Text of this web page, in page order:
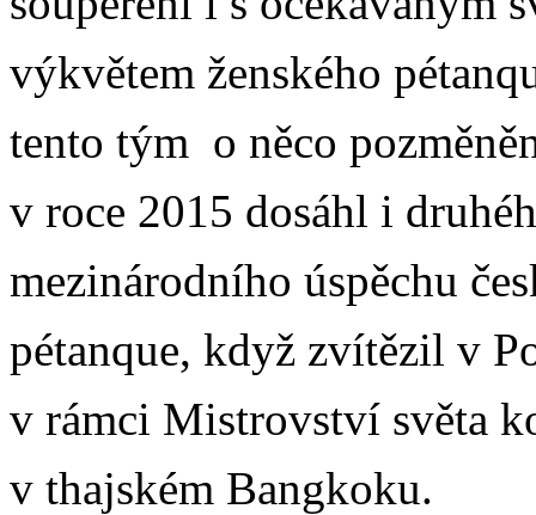
výkvětem ženského
tento tým o něco
v roce 2015 dosáhl i
mezinárodního úspěchu
pétanque, když zvítězil v
v rámci Mistrovství světa
v thajském Bangkoku.